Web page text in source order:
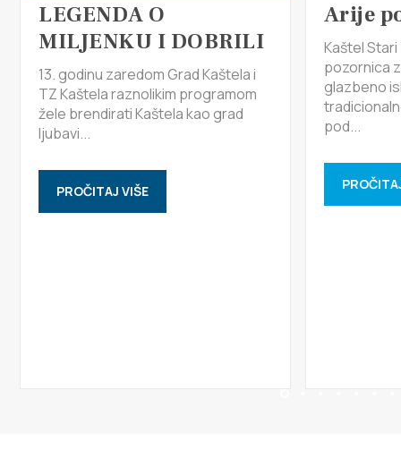
LEGENDA O
MILJENKU I DOBRILI
13. godinu zaredom Grad Kaštela i
TZ Kaštela raznolikim programom
žele brendirati Kaštela kao grad
ljubavi...
PROČITAJ VIŠE
Arije
Kaštel
pozornica
glazbeno
pod...